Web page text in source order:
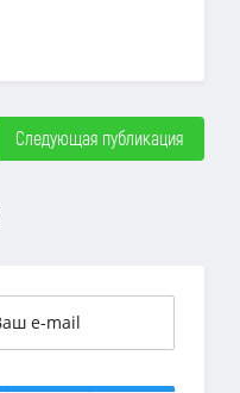
Следующая публикация